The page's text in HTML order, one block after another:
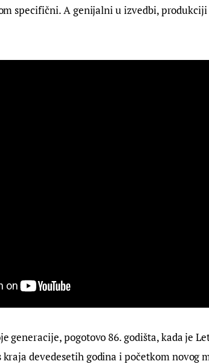
specifični. A genijalni u izvedbi,
generacije, pogotovo 86. godišta, kada je
kraja devedesetih godina i početkom